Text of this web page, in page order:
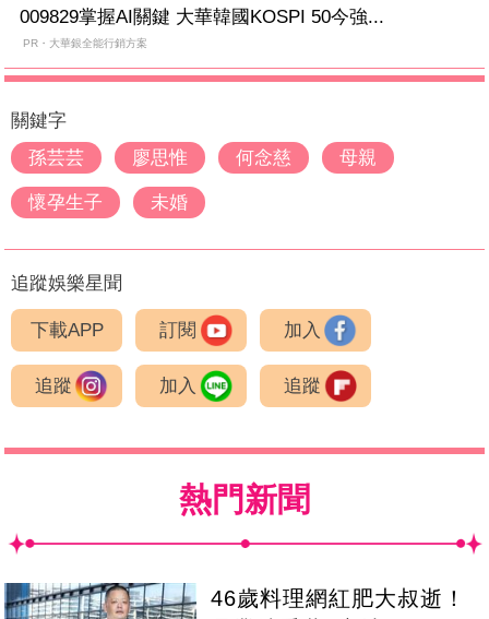
009829掌握AI關鍵 大華韓國KOSPI 50今強...
PR・大華銀全能行銷方案
關鍵字
孫芸芸
廖思惟 何念慈 母親
懷孕生子 未婚
追蹤娛樂星聞
下載APP 訂閱 加入
追蹤 加入 追蹤
熱門新聞
46歲料理網紅肥大叔逝！